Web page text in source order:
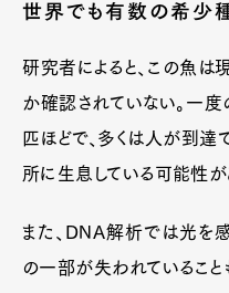
世界でも有数の希少
研究者によると、この魚は
か確認されていない。一
匹ほどで、多くは人が到
所に生息している可能性が
また、DNA解析では光を感
の一部が失われているこ